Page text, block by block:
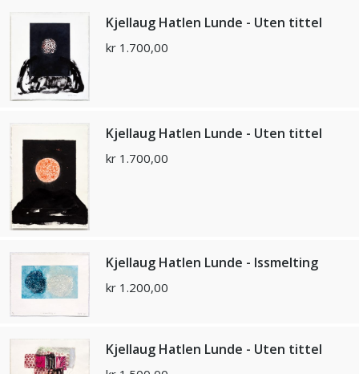
Kjellaug Hatlen Lunde - Uten tittel
kr 1.700,00
Kjellaug Hatlen Lunde - Uten tittel
kr 1.700,00
Kjellaug Hatlen Lunde - Issmelting
kr 1.200,00
Kjellaug Hatlen Lunde - Uten tittel